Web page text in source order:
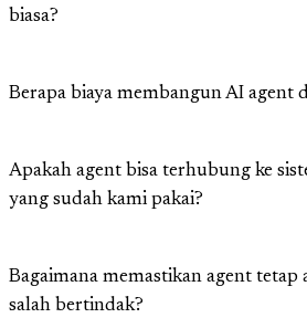
biasa?
Berapa biaya membangun AI agent
Apakah agent bisa terhubung ke
yang sudah kami pakai?
Bagaimana memastikan agent tetap
salah bertindak?